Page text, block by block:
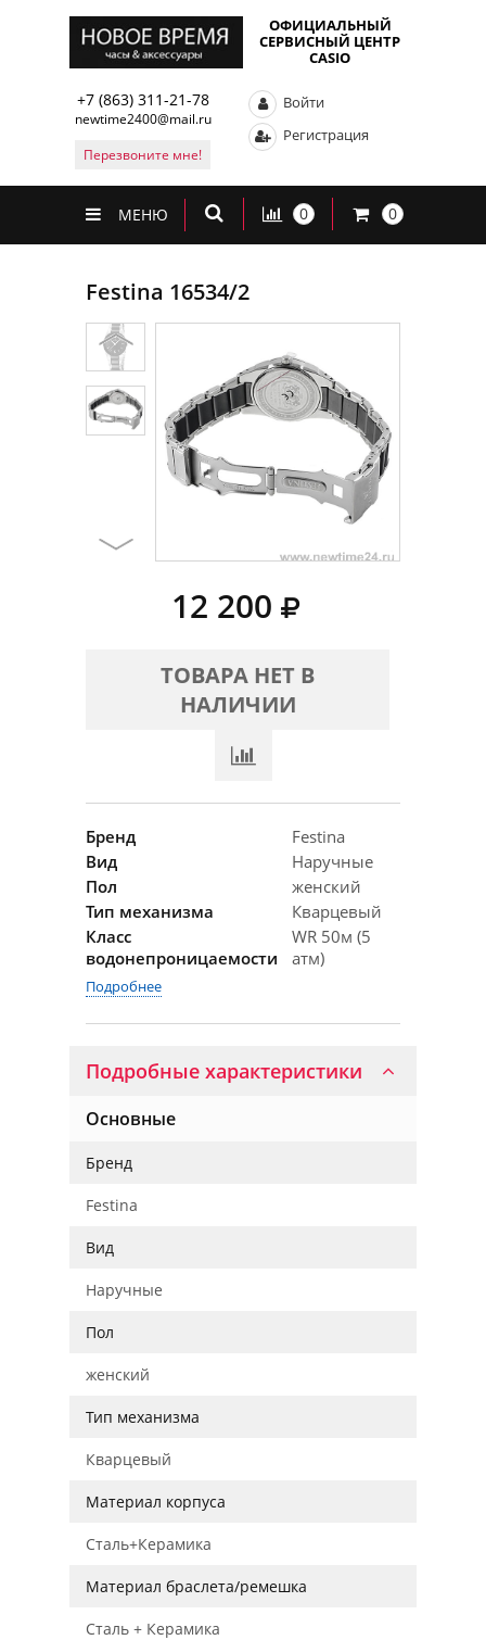
ОФИЦИАЛЬНЫЙ
СЕРВИСНЫЙ ЦЕНТР
CASIO
+7 (863) 311-21-78
newtime2400@mail.ru
Перезвоните мне!
Войти
Регистрация
МЕНЮ 0 0
Festina 16534/2
12 200
ТОВАРА НЕТ В
НАЛИЧИИ
Бренд
Festina
Вид
Наручные
Пол
женский
Тип механизма
Кварцевый
Класс
водонепроницаемости
WR 50м (5
атм)
Подробнее
Подробные характеристики
Основные
Бренд
Festina
Вид
Наручные
Пол
женский
Тип механизма
Кварцевый
Материал корпуса
Сталь+Керамика
Материал браслета/ремешка
Сталь + Керамика